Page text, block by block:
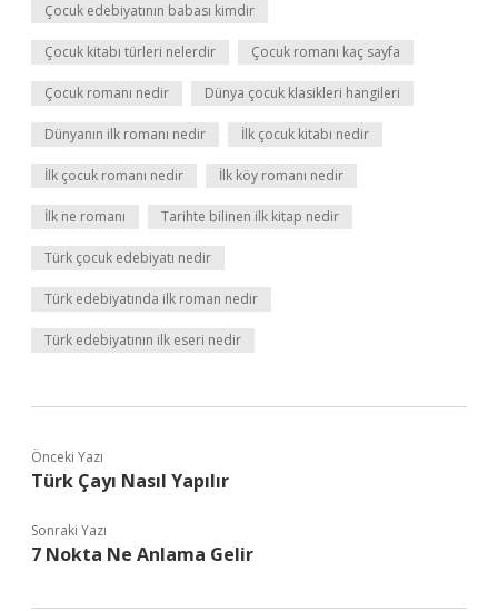
Çocuk edebiyatının babası kimdir
Çocuk kitabı türleri nelerdir Çocuk romanı kaç sayfa
Çocuk romanı nedir Dünya çocuk klasikleri hangileri
Dünyanın ilk romanı nedir İlk çocuk kitabı nedir
İlk çocuk romanı nedir İlk köy romanı nedir
İlk ne romanı Tarihte bilinen ilk kitap nedir
Türk çocuk edebiyatı nedir
Türk edebiyatında ilk roman nedir
Türk edebiyatının ilk eseri nedir
Önceki Yazı
Türk Çayı Nasıl Yapılır
Sonraki Yazı
7 Nokta Ne Anlama Gelir